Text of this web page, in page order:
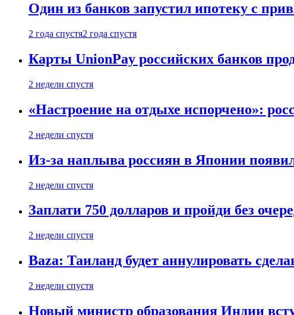
Один из банков запустил ипотеку с
2 года спустя2 года спустя
Карты UnionPay российских банков
2 недели спустя
«Настроение на отдыхе испорчено»:
2 недели спустя
Из-за наплыва россиян в Японии
2 недели спустя
Заплати 750 долларов и пройди без
2 недели спустя
Baza: Таиланд будет аннулировать
2 недели спустя
Новый министр образования Индии